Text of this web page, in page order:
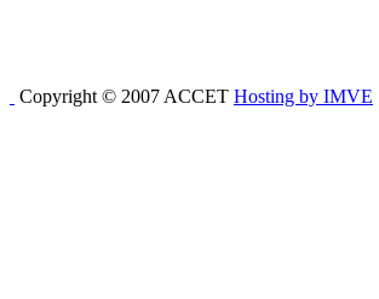
Copyright © 2007 ACCET Hosting by IMVE